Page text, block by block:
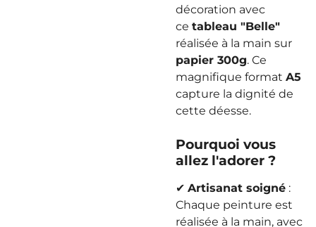
décoration avec
ce tableau "Belle"
réalisée à la main sur
papier 300g. Ce
magnifique format A5
capture la dignité de
cette déesse.
Pourquoi vous
allez l'adorer ?
✔ Artisanat soigné :
Chaque peinture est
réalisée à la main, avec